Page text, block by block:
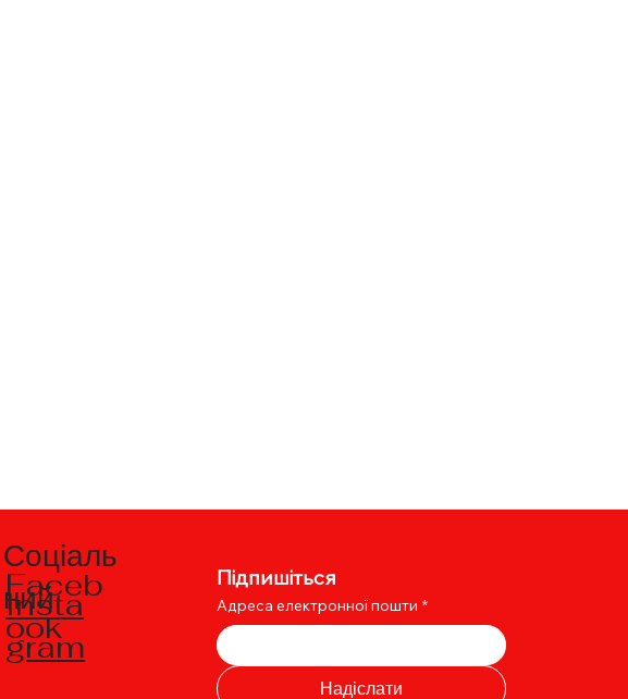
Соціаль
ний
Faceb
ook
Insta
gram
Підпишіться
Адреса електронної пошти *
Надіслати